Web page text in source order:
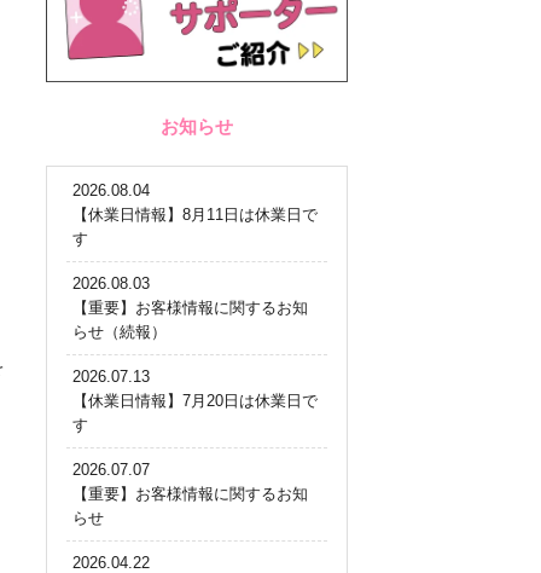
お知らせ
2026.08.04
【休業日情報】8月11日は休業日で
す
2026.08.03
【重要】お客様情報に関するお知
らせ（続報）
2026.07.13
【休業日情報】7月20日は休業日で
す
2026.07.07
【重要】お客様情報に関するお知
らせ
2026.04.22